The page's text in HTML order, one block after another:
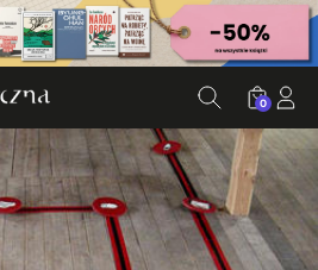
0